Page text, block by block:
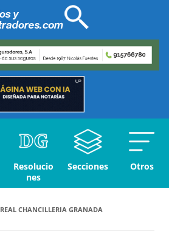
Resolucio
nes
Secciones Otros
REAL CHANCILLERIA GRANADA